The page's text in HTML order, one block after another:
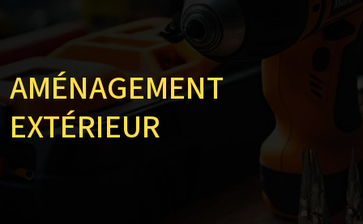
AMÉNAGEMENT
EXTÉRIEUR